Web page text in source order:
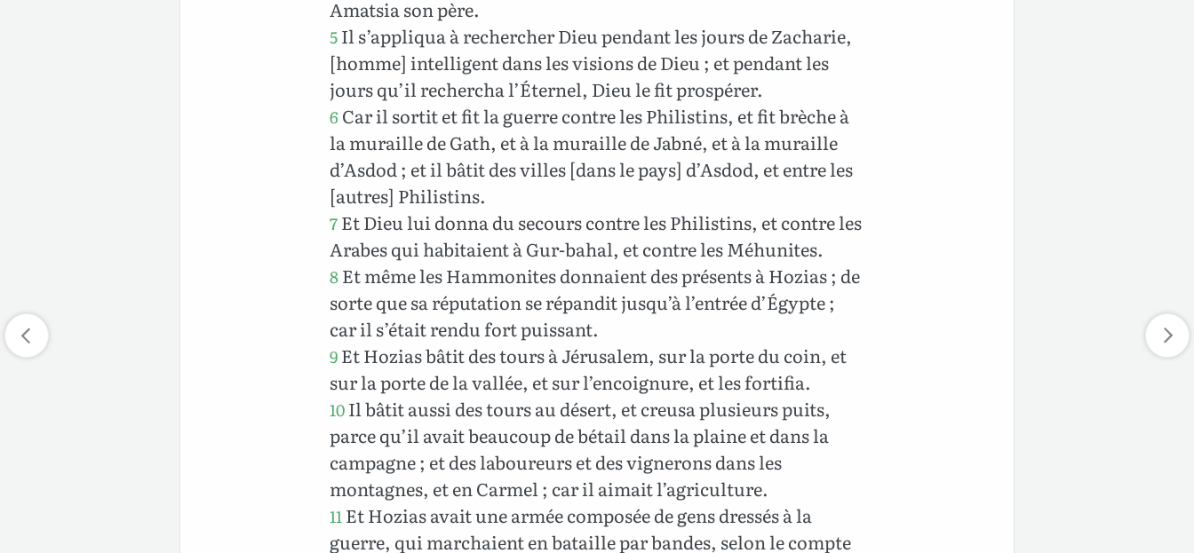
Amatsia son père.
5Il s’appliqua à rechercher Dieu pendant les jours de Zacharie,
[homme] intelligent dans les visions de Dieu ; et pendant les
jours qu’il rechercha l’Éternel, Dieu le fit prospérer.
6 Car il sortit et fit la guerre contre les Philistins, et fit brèche à
la muraille de Gath, et à la muraille de Jabné, et à la muraille
d’Asdod ; et il bâtit des villes [dans le pays] d’Asdod, et entre les
[autres] Philistins.
7Et Dieu lui donna du secours contre les Philistins, et contre les
Arabes qui habitaient à Gur-bahal, et contre les Méhunites.
8Et même les Hammonites donnaient des présents à Hozias ; de
sorte que sa réputation se répandit jusqu’à l’entrée d’Égypte ;
car il s’était rendu fort puissant.
9Et Hozias bâtit des tours à Jérusalem, sur la porte du coin, et
sur la porte de la vallée, et sur l’encoignure, et les fortifia.
10Il bâtit aussi des tours au désert, et creusa plusieurs puits,
parce qu’il avait beaucoup de bétail dans la plaine et dans la
campagne ; et des laboureurs et des vignerons dans les
montagnes, et en Carmel ; car il aimait l’agriculture.
11Et Hozias avait une armée composée de gens dressés à la
guerre, qui marchaient en bataille par bandes, selon le compte